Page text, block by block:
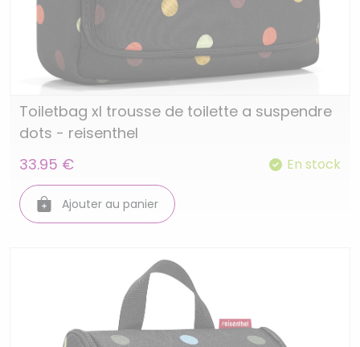
Toiletbag xl trousse de toilette a suspendre
dots - reisenthel
33.95 €
En stock
Ajouter au panier